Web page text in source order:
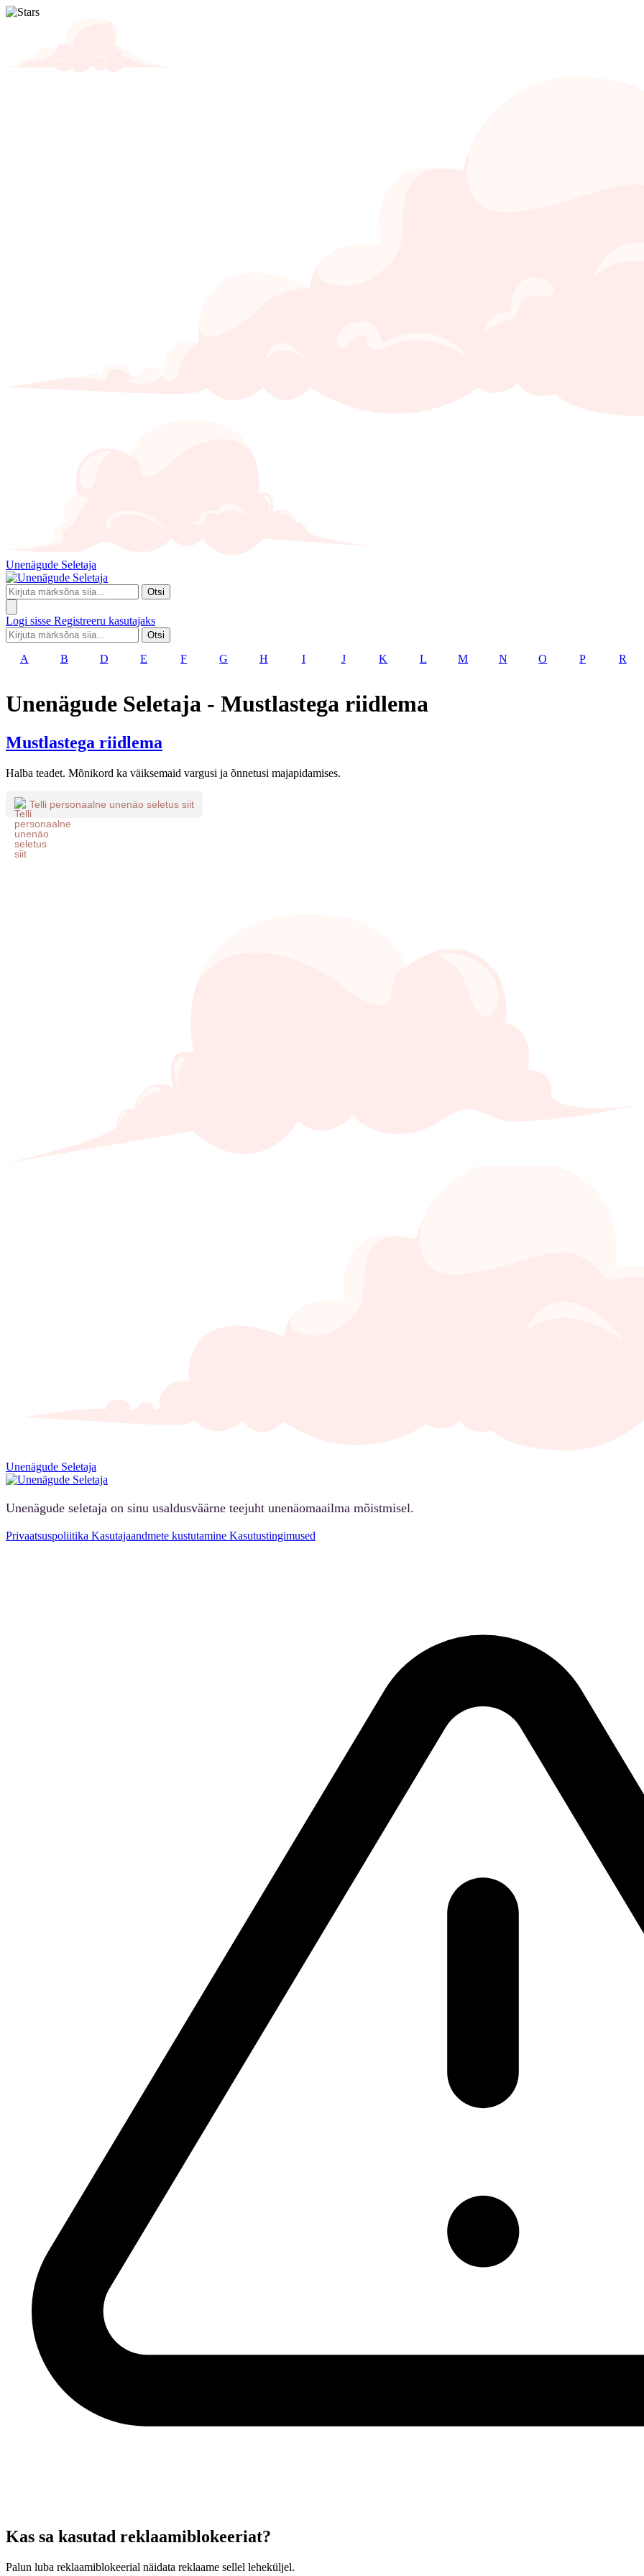
Unenägude Seletaja
Otsi
Logi sisse Registreeru kasutajaks
Otsi
A B D E F G H I J K L M N O P R
Unenägude Seletaja - Mustlastega riidlema
Mustlastega riidlema
Halba teadet. Mõnikord ka väiksemaid vargusi ja õnnetusi majapidamises.
Telli personaalne unenäo seletus siit
Unenägude Seletaja
Unenägude seletaja on sinu usaldusväärne teejuht unenäomaailma mõistmisel.
Privaatsuspoliitika Kasutajaandmete kustutamine Kasutustingimused
Kas sa kasutad reklaamiblokeeriat?
Palun luba reklaamiblokeerial näidata reklaame sellel leheküljel.